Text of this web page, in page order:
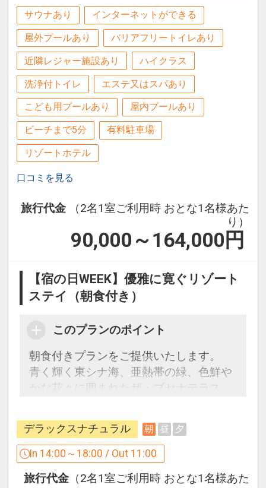
限定 ／ 事前に予約が必要です）
ご予約時に「お問合せ・ご要望等メモ」
欄、またはご予約後「マイページ」にご
希望の旨ご記入ください。
●未就学のお子様は、「カジュアルダイ
ニング パラディ」の朝食ブッフェ及びデ
ィナーブッフェが無料（ディナーのみ定
休日あり）
設定期間：2026年6月1日～2026年10月
31日
インターネットコース番号：DP-1-
17513351
サウナあり インターネットができる
屋外プールあり バリアフリートイレあり
近隣レジャー施設あり ハイクラス
洗浄付トイレ エステ又はスパあり
こども用プールあり 屋内プールあり
ビーチまで5分 有料駐車場
リゾートホテル
口コミを見る
旅行代金
（2名1室ご利用時 おとな1名様あた
り）
90,000～164,000 円
【宿の日WEEK】優雅に寛ぐリゾート
ステイ（朝食付き）
このプランのポイント
朝食付きプランをご提供いたします。
青く輝く東シナ海、亜熱帯の緑、色鮮や
かな花々に囲まれたザ・ブセナテラス
□ご予約にあたっての注意事項□
・館内施設の営業時間やサービス内容は
ホテルにご確認くださいますようお願い
デラックスナチュラル 朝 昼 夕
In 14:00～18:00 / Out 11:00
旅行代金 （2名1室ご利用時 おとな1名様あた